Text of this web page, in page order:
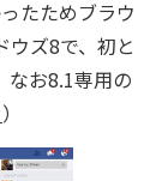
たためブラウ
ズ8で、初と
なお8.1専用の
）